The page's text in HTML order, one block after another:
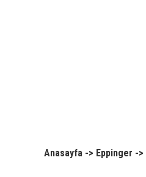
Anasayfa -> Eppinger ->